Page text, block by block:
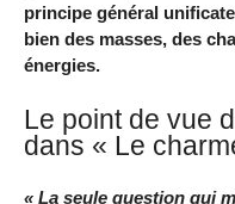
principe général
bien des masses, des
énergies.
Le point de vue
dans « Le
« La seule question qui